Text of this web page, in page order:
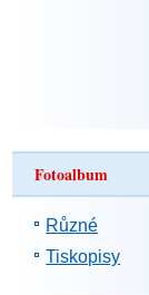
Fotoalbum
Různé
Tiskopisy